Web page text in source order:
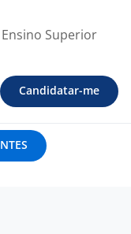
Ensino Superior
Candidatar-me